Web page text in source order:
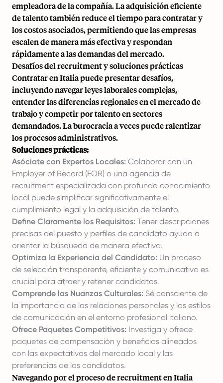
empleadora de la compañía. La adquisición eficiente
de talento también reduce el tiempo para contratar y
los costos asociados, permitiendo que las empresas
escalen de manera más efectiva y respondan
rápidamente a las demandas del mercado.
Desafíos del recruitment y soluciones prácticas
Contratar en Italia puede presentar desafíos,
incluyendo navegar leyes laborales complejas,
entender las diferencias regionales en el mercado de
trabajo y competir por talento en sectores
demandados. La burocracia a veces puede ralentizar
los procesos administrativos.
Soluciones prácticas:
Asóciate con Expertos Locales: Colaborar con un
Employer of Record (EOR) o una agencia de
recruitment especializada con profundo conocimiento
local puede simplificar significativamente el
cumplimiento legal y la adquisición de talento.
Define Claramente los Requisitos: Tener descripciones
precisas del puesto y perfiles de candidato ayuda a
orientar la búsqueda de manera efectiva.
Optimiza la Experiencia del Candidato: Un proceso
de selección transparente, eficiente y comunicativo es
crucial para atraer y retener candidatos.
Comprende las Nuanzas Culturales: Sé consciente de
la importancia de las relaciones personales y los estilos
de comunicación en el entorno profesional italiano.
Ofrece Paquetes Competitivos: Investiga y ofrece
paquetes de compensación y beneficios alineados
con las expectativas del mercado local y las
preferencias de los candidatos.
Navegando por el proceso de recruitment en Italia